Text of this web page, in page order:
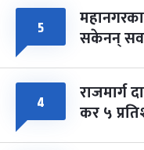
५ सकेनन्
४ राजमार्ग
कर ५